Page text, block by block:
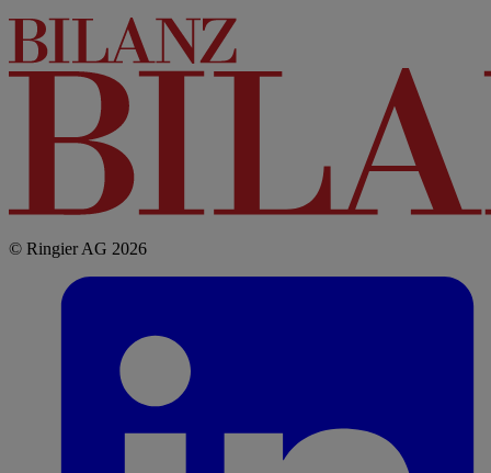
© Ringier AG 2026